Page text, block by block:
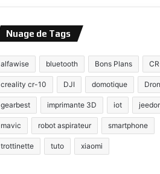
Nuage de Tags
alfawise bluetooth Bons Plans
creality cr-10 DJI domotique
gearbest imprimante 3D iot
mavic robot aspirateur smartphone
trottinette tuto xiaomi